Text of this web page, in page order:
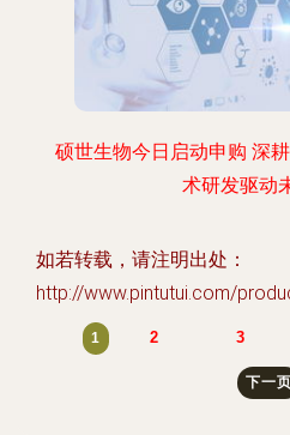
硕世生物今日启动申购 深
术研发驱动
如若转载，请注明出处：
http://www.pintutui.com/
1 2 3
下一页